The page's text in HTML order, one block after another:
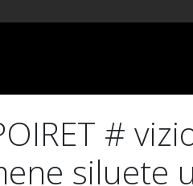
#
siluete